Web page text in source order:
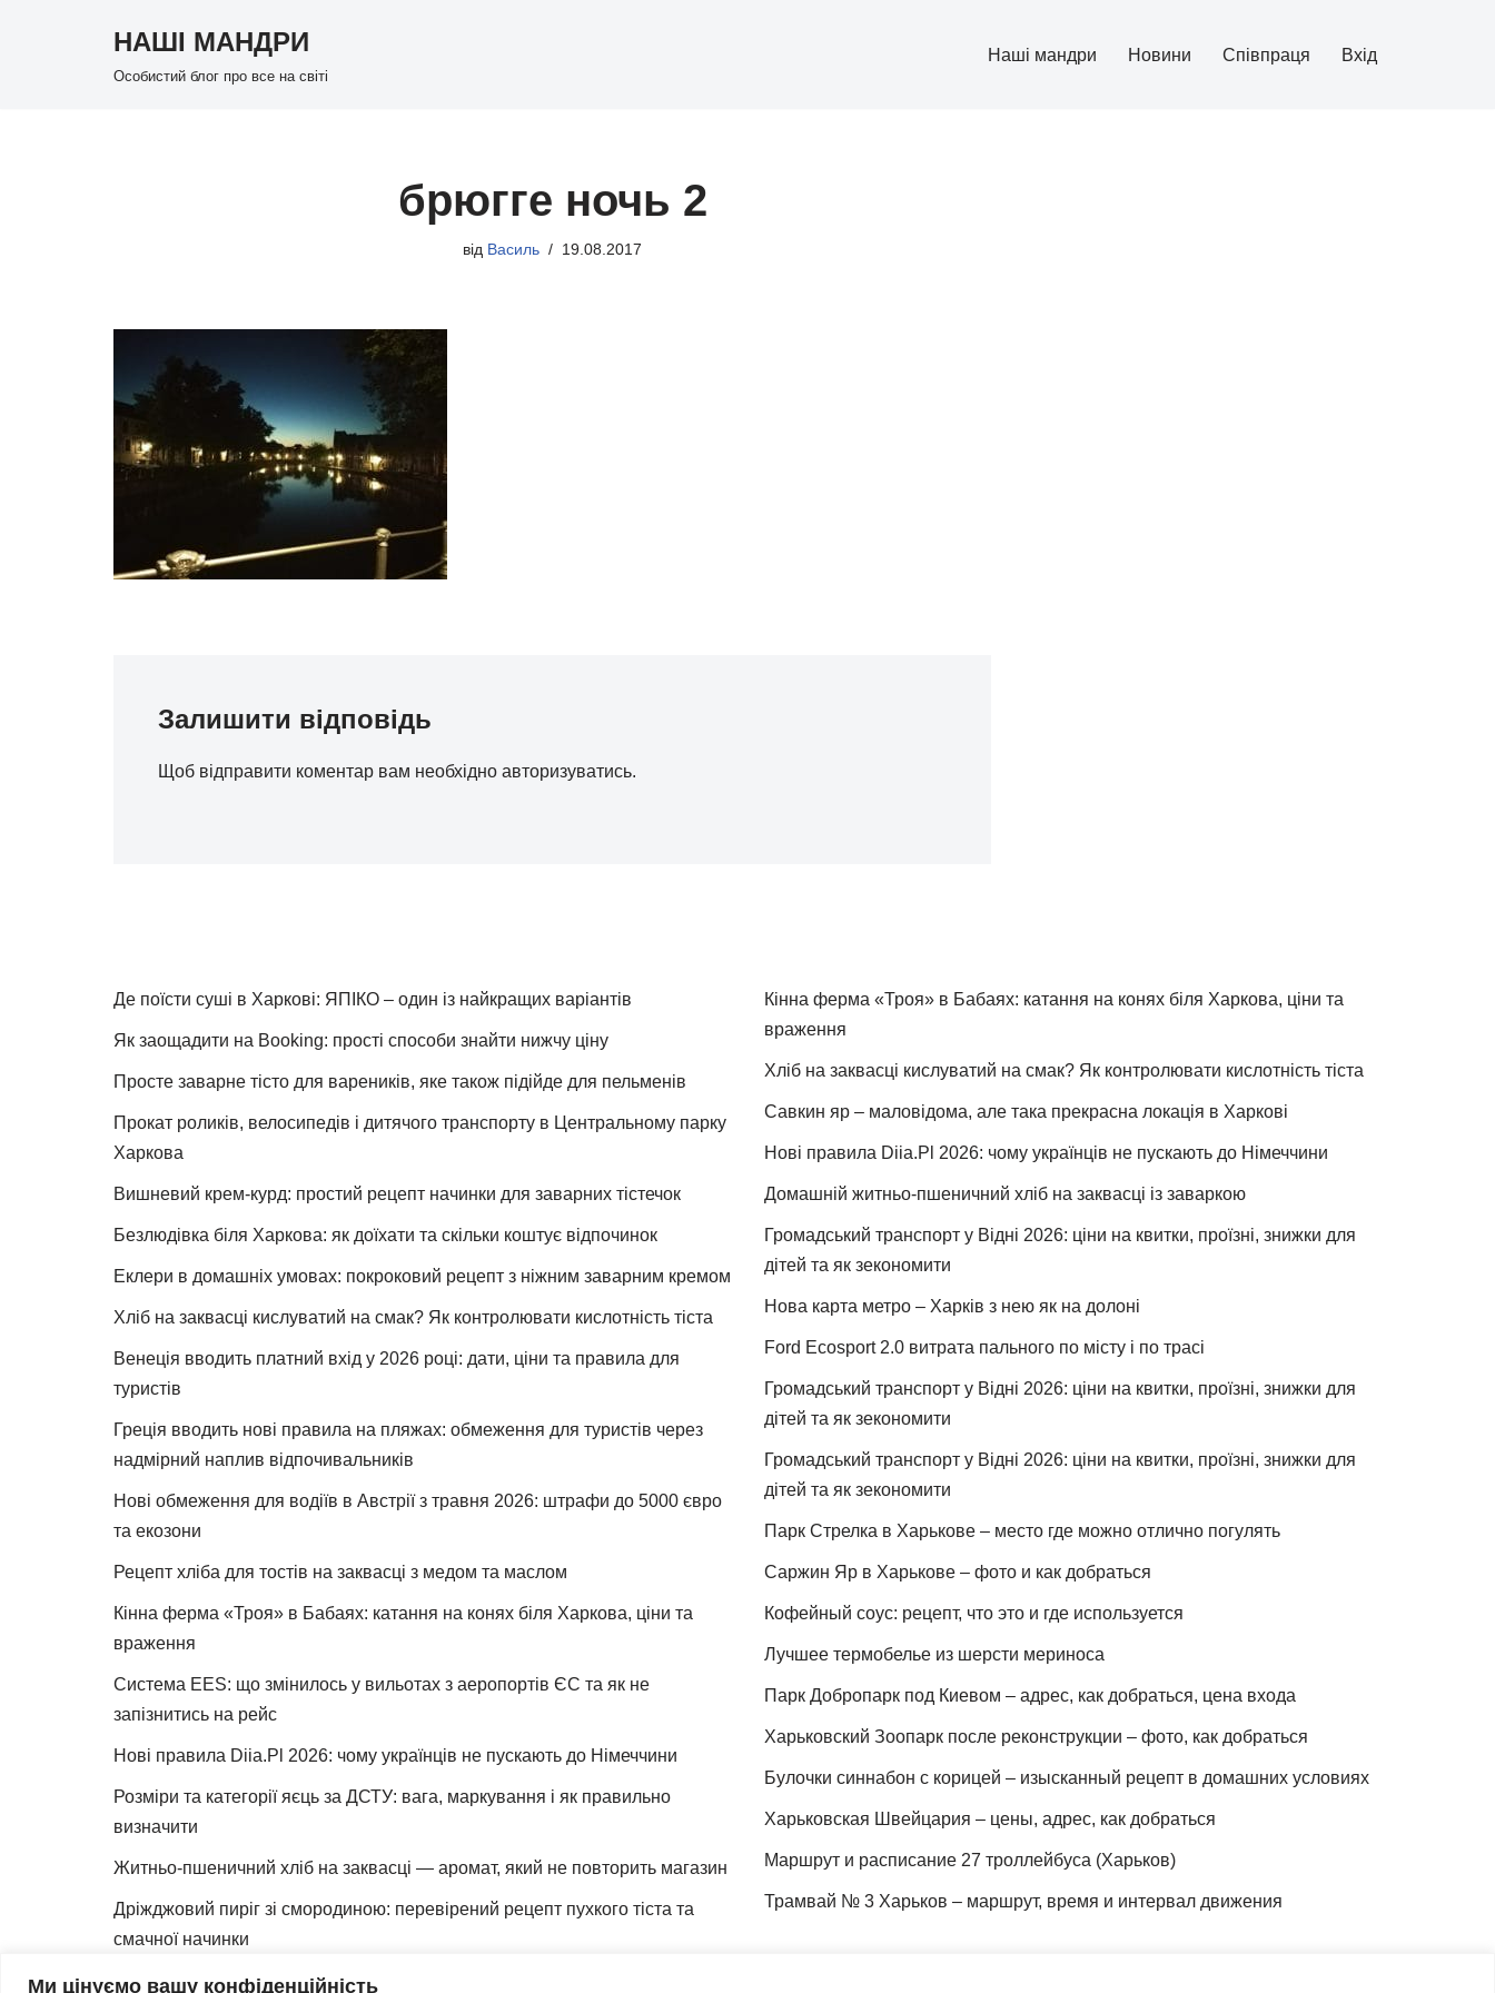
Ми цінуємо вашу конфіденційність
НАШІ МАНДРИ
Особистий блог про все на світі
Наші мандри Новини Співпраця Вхід
брюгге ночь 2
від Василь 19.08.2017
Залишити відповідь
Щоб відправити коментар вам необхідно авторизуватись.
Де поїсти суші в Харкові: ЯПІКО – один із найкращих варіантів
Як заощадити на Booking: прості способи знайти нижчу ціну
Просте заварне тісто для вареників, яке також підійде для пельменів
Прокат роликів, велосипедів і дитячого транспорту в Центральному парку
Харкова
Вишневий крем-курд: простий рецепт начинки для заварних тістечок
Безлюдівка біля Харкова: як доїхати та скільки коштує відпочинок
Еклери в домашніх умовах: покроковий рецепт з ніжним заварним кремом
Хліб на заквасці кислуватий на смак? Як контролювати кислотність тіста
Венеція вводить платний вхід у 2026 році: дати, ціни та правила для
туристів
Греція вводить нові правила на пляжах: обмеження для туристів через
надмірний наплив відпочивальників
Нові обмеження для водіїв в Австрії з травня 2026: штрафи до 5000 євро
та екозони
Рецепт хліба для тостів на заквасці з медом та маслом
Кінна ферма «Троя» в Бабаях: катання на конях біля Харкова, ціни та
враження
Система EES: що змінилось у вильотах з аеропортів ЄС та як не
запізнитись на рейс
Нові правила Diia.Pl 2026: чому українців не пускають до Німеччини
Розміри та категорії яєць за ДСТУ: вага, маркування і як правильно
визначити
Житньо-пшеничний хліб на заквасці — аромат, який не повторить магазин
Дріжджовий пиріг зі смородиною: перевірений рецепт пухкого тіста та
смачної начинки
Як зробити закваску для хліба вдома
Кінна ферма «Троя» в Бабаях: катання на конях біля Харкова, ціни та
враження
Хліб на заквасці кислуватий на смак? Як контролювати кислотність тіста
Савкин яр – маловідома, але така прекрасна локація в Харкові
Нові правила Diia.Pl 2026: чому українців не пускають до Німеччини
Домашній житньо-пшеничний хліб на заквасці із заваркою
Громадський транспорт у Відні 2026: ціни на квитки, проїзні, знижки для
дітей та як зекономити
Нова карта метро – Харків з нею як на долоні
Ford Ecosport 2.0 витрата пального по місту і по трасі
Громадський транспорт у Відні 2026: ціни на квитки, проїзні, знижки для
дітей та як зекономити
Громадський транспорт у Відні 2026: ціни на квитки, проїзні, знижки для
дітей та як зекономити
Парк Стрелка в Харькове – место где можно отлично погулять
Саржин Яр в Харькове – фото и как добраться
Кофейный соус: рецепт, что это и где используется
Лучшее термобелье из шерсти мериноса
Парк Добропарк под Киевом – адрес, как добраться, цена входа
Харьковский Зоопарк после реконструкции – фото, как добраться
Булочки синнабон с корицей – изысканный рецепт в домашних условиях
Харьковская Швейцария – цены, адрес, как добраться
Маршрут и расписание 27 троллейбуса (Харьков)
Трамвай № 3 Харьков – маршрут, время и интервал движения